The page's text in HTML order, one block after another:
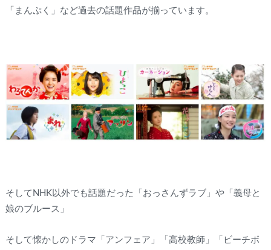
「まんぷく」など過去の話題作品が揃っています。
そしてNHK以外でも話題だった「おっさんずラブ」や「義母と
娘のブルース」
そして懐かしのドラマ「アンフェア」「高校教師」「ビーチボ